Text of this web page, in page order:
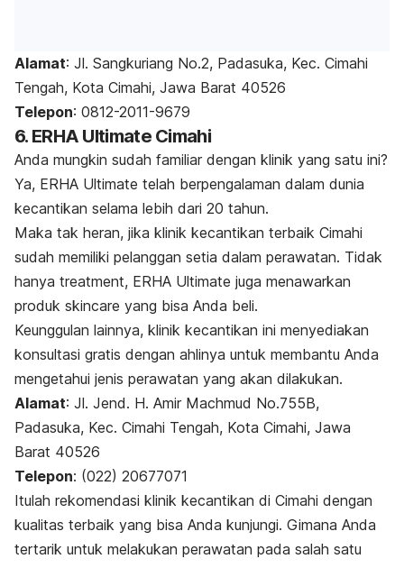
Alamat: Jl. Sangkuriang No.2, Padasuka, Kec. Cimahi
Tengah, Kota Cimahi, Jawa Barat 40526
Telepon: 0812-2011-9679
6. ERHA Ultimate Cimahi
Anda mungkin sudah familiar dengan klinik yang satu ini?
Ya, ERHA Ultimate telah berpengalaman dalam dunia
kecantikan selama lebih dari 20 tahun.
Maka tak heran, jika klinik kecantikan terbaik Cimahi
sudah memiliki pelanggan setia dalam perawatan. Tidak
hanya treatment, ERHA Ultimate juga menawarkan
produk skincare yang bisa Anda beli.
Keunggulan lainnya, klinik kecantikan ini menyediakan
konsultasi gratis dengan ahlinya untuk membantu Anda
mengetahui jenis perawatan yang akan dilakukan.
Alamat: Jl. Jend. H. Amir Machmud No.755B,
Padasuka, Kec. Cimahi Tengah, Kota Cimahi, Jawa
Barat 40526
Telepon: (022) 20677071
Itulah rekomendasi klinik kecantikan di Cimahi dengan
kualitas terbaik yang bisa Anda kunjungi. Gimana Anda
tertarik untuk melakukan perawatan pada salah satu